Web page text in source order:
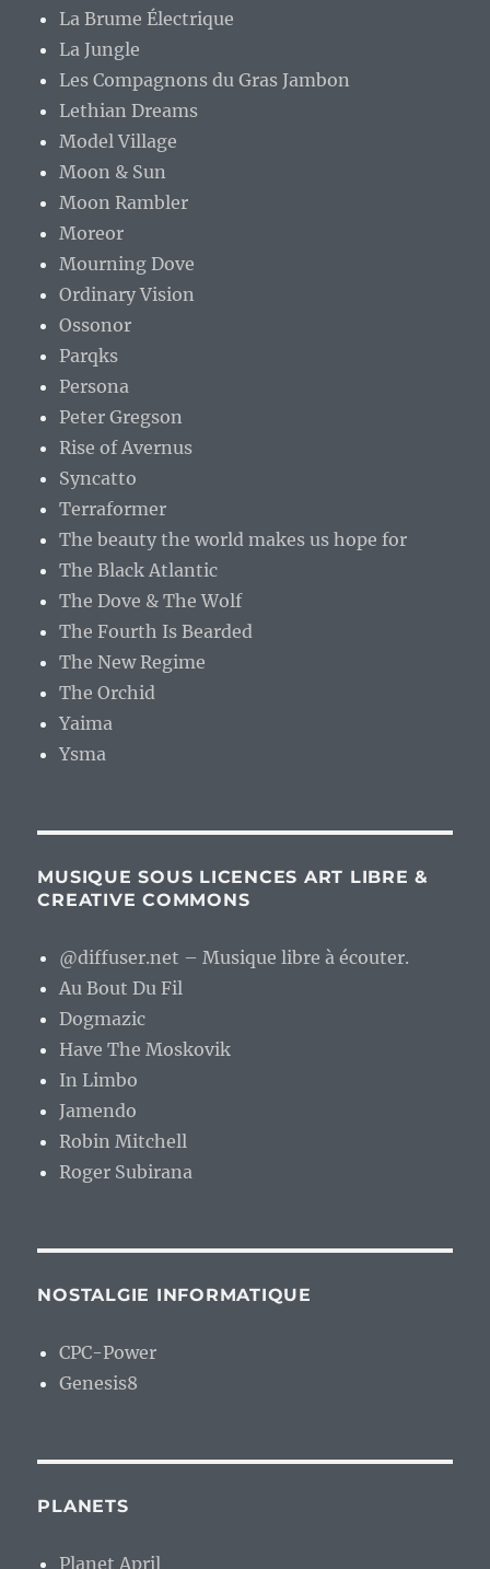
La Brume Électrique
La Jungle
Les Compagnons du Gras Jambon
Lethian Dreams
Model Village
Moon & Sun
Moon Rambler
Moreor
Mourning Dove
Ordinary Vision
Ossonor
Parqks
Persona
Peter Gregson
Rise of Avernus
Syncatto
Terraformer
The beauty the world makes us hope for
The Black Atlantic
The Dove & The Wolf
The Fourth Is Bearded
The New Regime
The Orchid
Yaima
Ysma
MUSIQUE SOUS LICENCES ART LIBRE &
CREATIVE COMMONS
@diffuser.net – Musique libre à écouter.
Au Bout Du Fil
Dogmazic
Have The Moskovik
In Limbo
Jamendo
Robin Mitchell
Roger Subirana
NOSTALGIE INFORMATIQUE
CPC-Power
Genesis8
PLANETS
Planet April